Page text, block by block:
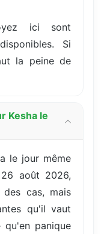
ici sont
Si
la peine de
Kesha le
le jour même
août 2026,
cas, mais
qu'il vaut
qu'en panique